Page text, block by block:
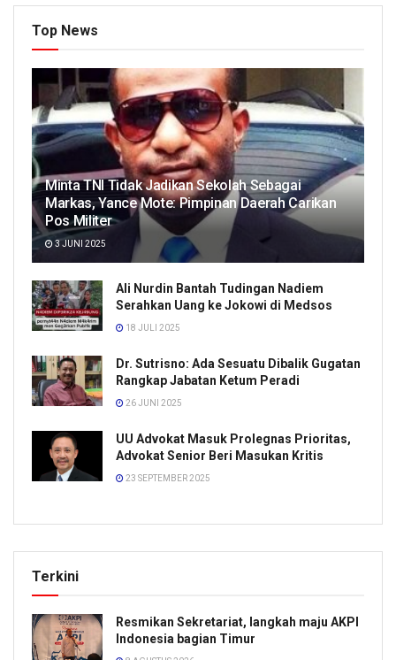
Top News
Minta TNI Tidak Jadikan Sekolah Sebagai
Markas, Yance Mote: Pimpinan Daerah Carikan
Pos Militer
3 JUNI 2025
Ali Nurdin Bantah Tudingan Nadiem
Serahkan Uang ke Jokowi di Medsos
18 JULI 2025
Dr. Sutrisno: Ada Sesuatu Dibalik Gugatan
Rangkap Jabatan Ketum Peradi
26 JUNI 2025
UU Advokat Masuk Prolegnas Prioritas,
Advokat Senior Beri Masukan Kritis
23 SEPTEMBER 2025
Terkini
Resmikan Sekretariat, langkah maju AKPI
Indonesia bagian Timur